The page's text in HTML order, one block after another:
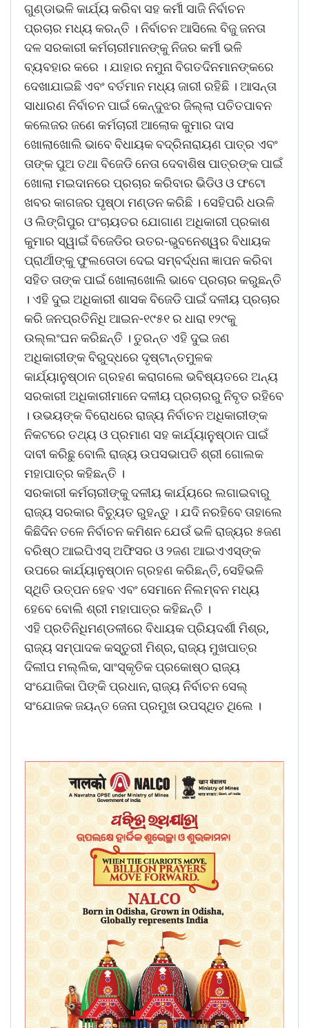
ଗୁଣ୍ଡାଭଳି କାର୍ଯ୍ୟ କରିବା ସହ କର୍ମୀ ସାଜି ନିର୍ବାଚନ
ପ୍ରଚାର ମଧ୍ୟ କରନ୍ତି । ନିର୍ବାଚନ ଆସିଲେ ବିଜୁ ଜନତା
ଦଳ ସରକାରୀ କର୍ମଚାରୀମାନଙ୍କୁ ନିଜର କର୍ମୀ ଭଳି
ବ୍ୟବହାର କରେ । ଯାହାର ନମୁନା ବିଗତଦିନମାନଙ୍କରେ
ଦେଖାଯାଇଛି ଏବଂ ବର୍ତମାନ ମଧ୍ୟ ଜାରୀ ରହିଛି । ଆସନ୍ତା
ସାଧାରଣ ନିର୍ବାଚନ ପାଇଁ କେନ୍ଦୁଝର ଜିଲ୍ଲା ପତିତପାବନ
କଲେଜର ଜଣେ କର୍ମଚାରୀ ଆଲୋକ କୁମାର ଦାସ
ଖୋଲାଖୋଲି ଭାବେ ବିଧାୟକ ବଦ୍ରିନାରାୟଣ ପାତ୍ର ଏବଂ
ତାଙ୍କ ପୁଅ ତଥା ବିଜେଡି ନେତା ଦେବାଶିଷ ପାତ୍ରଙ୍କ ପାଇଁ
ଖୋଲା ମଇଦାନରେ ପ୍ରଚାର କରିବାର ଭିଡିଓ ଓ ଫଟୋ
ଖବର କାଗଜର ପୃଷ୍ଠା ମଣ୍ଡନ କରିଛି । ସେହିପରି ଧଉଳି
ଓ ଲିଙ୍ଗିପୁର ପଂଚାୟତର ଯୋଗାଣ ଅଧିକାରୀ ପ୍ରକାଶ
କୁମାର ସ୍ୱାଇଁ ବିଜେଡିର ଉତର-ଭୁବନେଶ୍ୱର ବିଧାୟକ
ପ୍ରାର୍ଥୀଙ୍କୁ ଫୁଲତୋଡା ଦେଇ ସମ୍ବର୍ଦ୍ଧନା ଜ୍ଞାପନ କରିବା
ସହିତ ତାଙ୍କ ପାଇଁ ଖୋଲାଖୋଲି ଭାବେ ପ୍ରଚାର କରୁଛନ୍ତି
। ଏହି ଦୁଇ ଅଧିକାରୀ ଶାସକ ବିଜେଡି ପାଇଁ ଦଳୀୟ ପ୍ରଚାର
କରି ଜନପ୍ରତିନିଧି ଆଇନ-୧୯୫୧ ର ଧାରା ୧୨୯କୁ
ଉଲ୍ଲଂଘନ କରିଛନ୍ତି । ତୁରନ୍ତ ଏହି ଦୁଇ ଜଣ
ଅଧିକାରୀଙ୍କ ବିରୁଦ୍ଧରେ ଦୃଷ୍ଟାନ୍ତମୁଳକ
କାର୍ଯ୍ୟାନୁଷ୍ଠାନ ଗ୍ରହଣ କରାଗଲେ ଭବିଷ୍ୟତରେ ଅନ୍ୟ
ସରକାରୀ ଅଧିକାରୀମାନେ ଦଳୀୟ ପ୍ରଚାରରୁ ନିବୃତ ରହିବେ
। ଉଭୟଙ୍କ ବିରୋଧରେ ରାଜ୍ୟ ନିର୍ବାଚନ ଅଧିକାରୀଙ୍କ
ନିକଟରେ ତଥ୍ୟ ଓ ପ୍ରମାଣ ସହ କାର୍ଯ୍ୟାନୁଷ୍ଠାନ ପାଇଁ
ଦାବୀ କରିଛୁ ବୋଲି ରାଜ୍ୟ ଉପସଭାପତି ଶ୍ରୀ ଗୋଲକ
ମହାପାତ୍ର କହିଛନ୍ତି ।
ସରକାରୀ କର୍ମଚାରୀଙ୍କୁ ଦଳୀୟ କାର୍ଯ୍ୟରେ ଲଗାଇବାରୁ
ରାଜ୍ୟ ସରକାର ବିଚୁ୍ୟତ ରୁହନ୍ତୁ । ଯଦି ନରହିବେ ତାହାଲେ
କିଛିଦିନ ତଳେ ନିର୍ବାଚନ କମିଶନ ଯେଉଁ ଭଳି ରାଜ୍ୟର ୫ଜଣ
ବରିଷ୍ଠ ଆଇପିଏସ୍ ଅଫିସର ଓ ୨ଜଣ ଆଇଏଏସ୍ଙ୍କ
ଉପରେ କାର୍ଯ୍ୟାନୁଷ୍ଠାନ ଗ୍ରହଣ କରିଛନ୍ତି, ସେହିଭଳି
ସ୍ଥିତି ଉତ୍ପନ ହେବ ଏବଂ ସେମାନେ ନିଲମ୍ବନ ମଧ୍ୟ
ହେବେ ବୋଲି ଶ୍ରୀ ମହାପାତ୍ର କହିଛନ୍ତି ।
ଏହି ପ୍ରତିନିଧିମଣ୍ଡଳୀରେ ବିଧାୟକ ପ୍ରିୟଦର୍ଶୀ ମିଶ୍ର,
ରାଜ୍ୟ ସମ୍ପାଦକ କସ୍ତୁରୀ ମିଶ୍ର, ରାଜ୍ୟ ମୁଖପାତ୍ର
ଦିଲୀପ ମଲ୍ଲିକ, ସାଂସ୍କୃତିକ ପ୍ରକୋଷ୍ଠ ରାଜ୍ୟ
ସଂଯୋଜିକା ପିଙ୍କି ପ୍ରଧାନ, ରାଜ୍ୟ ନିର୍ବାଚନ ସେଲ୍
ସଂଯୋଜକ ଜୟନ୍ତ ଜେନା ପ୍ରମୁଖ ଉପସ୍ଥିତ ଥିଲେ ।